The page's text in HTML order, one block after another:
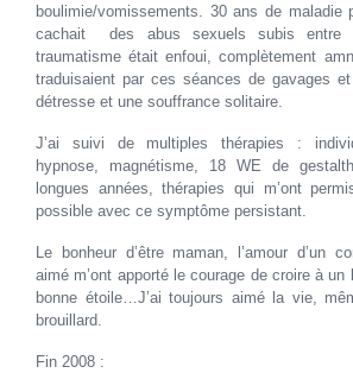
boulimie/vomissements. 30 ans de maladie
cachait des abus sexuels subis
traumatisme était enfoui, complètement
traduisaient par ces séances de gavages
détresse et une souffrance solitaire.
J’ai suivi de multiples thérapies :
hypnose, magnétisme, 18 WE de
longues années, thérapies qui m’ont
possible avec ce symptôme persistant.
Le bonheur d’être maman, l’amour d’un
aimé m’ont apporté le courage de croire à
bonne étoile…J’ai toujours aimé la vie,
brouillard.
Fin 2008 :